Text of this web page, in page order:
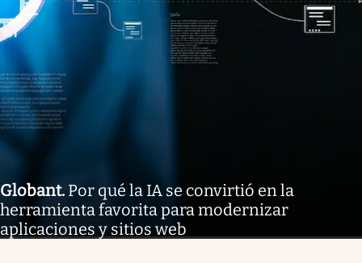
Globant. Por qué la IA se convirtió en la
herramienta favorita para modernizar
aplicaciones y sitios web